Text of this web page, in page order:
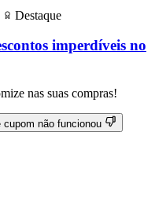
Destaque
imperdíveis no
nas suas compras!
cupom não funcionou